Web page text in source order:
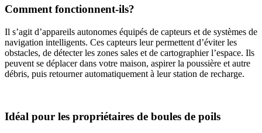
Comment fonctionnent-ils?
Il s’agit d’appareils autonomes équipés de capteurs et de systèmes de
navigation intelligents. Ces capteurs leur permettent d’éviter les
obstacles, de détecter les zones sales et de cartographier l’espace. Ils
peuvent se déplacer dans votre maison, aspirer la poussière et autre
débris, puis retourner automatiquement à leur station de recharge.
Idéal pour les propriétaires de boules de poils